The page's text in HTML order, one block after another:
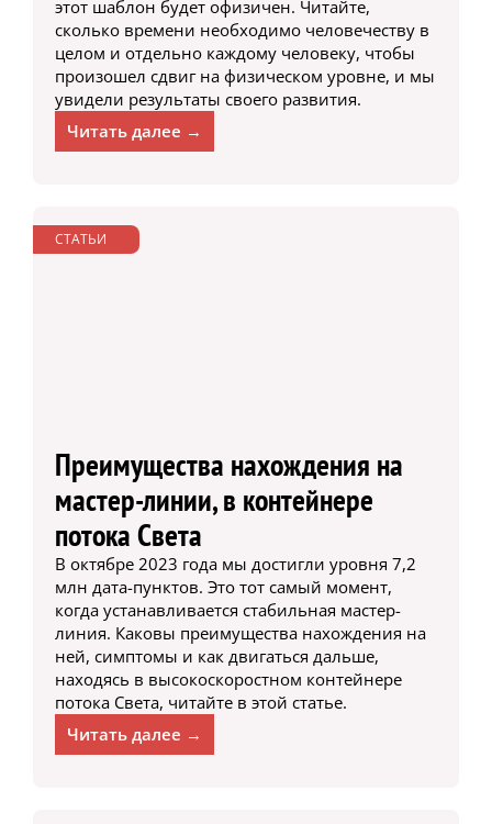
этот шаблон будет офизичен. Читайте,
сколько времени необходимо человечеству в
целом и отдельно каждому человеку, чтобы
произошел сдвиг на физическом уровне, и мы
увидели результаты своего развития.
Читать далее →
СТАТЬИ
Преимущества нахождения на
мастер-линии, в контейнере
потока Света
В октябре 2023 года мы достигли уровня 7,2
млн дата-пунктов. Это тот самый момент,
когда устанавливается стабильная мастер-
линия. Каковы преимущества нахождения на
ней, симптомы и как двигаться дальше,
находясь в высокоскоростном контейнере
потока Света, читайте в этой статье.
Читать далее →